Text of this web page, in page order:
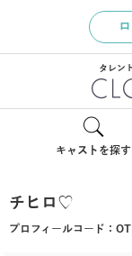
タレン
キャストを探す
チヒロ♡
プロフィールコード：